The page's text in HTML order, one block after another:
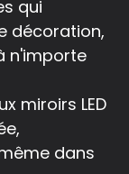
qui
décoration,
n'importe
miroirs LED
dans